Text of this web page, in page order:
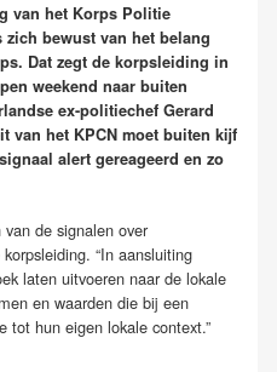
van het Korps Politie
bewust van het belang
Dat zegt de korpsleiding in
weekend naar buiten
ex-politiechef Gerard
van het KPCN moet buiten kijf
alert gereageerd en zo
de signalen over
“In aansluiting
laten uitvoeren naar de lokale
en waarden die bij een
tot hun eigen lokale context.”